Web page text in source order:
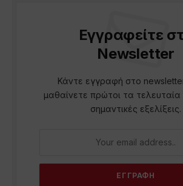
Εγγραφείτε
Newsletter
Κάντε εγγραφή στο
μαθαίνετε πρώτοι τα τελευταία
σημαντικές εξελίξεις.